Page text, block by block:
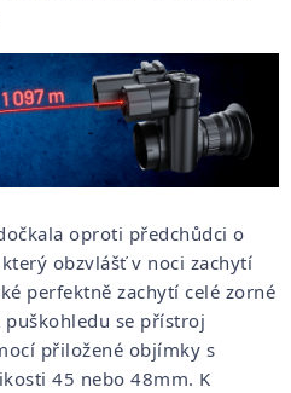
oproti předchůdci o
obzvlášť v noci zachytí
perfektně zachytí celé zorné
puškohledu se přístroj
přiložené objímky s
45 nebo 48mm. K